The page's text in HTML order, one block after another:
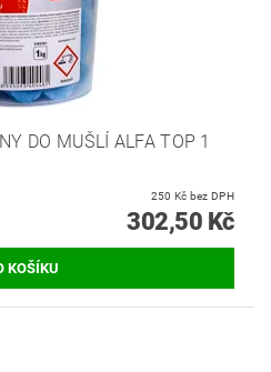
DO MUŠLÍ ALFA TOP 1
250 Kč bez DPH
302,50 Kč